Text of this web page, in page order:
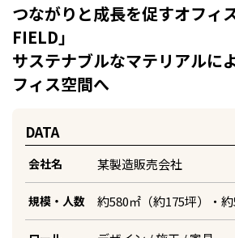
つながりと成長を促すオフィ
FIELD」
サステナブルなマテリアルに
フィス空間へ
DATA
会社名 某製造販売会社
規模・人数 約580㎡（約175坪）・